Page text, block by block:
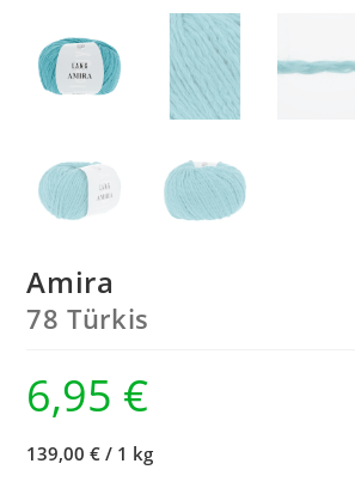
Amira
78 Türkis
6,95 €
139,00 € / 1 kg